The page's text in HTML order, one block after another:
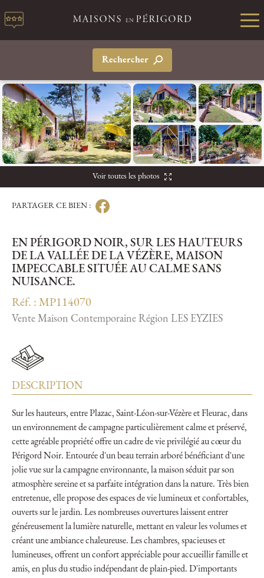
Rechercher
Voir toutes les photos
PARTAGER CE BIEN :
EN PÉRIGORD NOIR, SUR LES HAUTEURS
DE LA VALLÉE DE LA VÉZÈRE, MAISON
IMPECCABLE SITUÉE AU CALME SANS
NUISANCE.
Réf. : MP114070
Vente Maison Contemporaine Région LES EYZIES
DESCRIPTION
Sur les hauteurs, entre Plazac, Saint-Léon-sur-Vézère et Fleurac, dans
un environnement de campagne particulièrement calme et préservé,
cette agréable propriété offre un cadre de vie privilégié au cœur du
Périgord Noir. Entourée d'un beau terrain arboré bénéficiant d'une
jolie vue sur la campagne environnante, la maison séduit par son
atmosphère sereine et sa parfaite intégration dans la nature. Très bien
entretenue, elle propose des espaces de vie lumineux et confortables,
ouverts sur le jardin. Les nombreuses ouvertures laissent entrer
généreusement la lumière naturelle, mettant en valeur les volumes et
créant une ambiance chaleureuse. Les chambres, spacieuses et
lumineuses, offrent un confort appréciable pour accueillir famille et
amis, en plus du studio indépendant de plain-pied. D'importants